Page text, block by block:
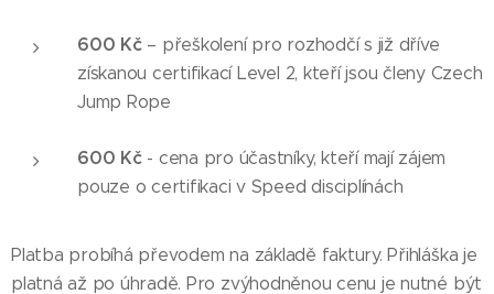
600 Kč– přeškolení pro rozhodčí s již dříve
získanou certifikací Level 2, kteří jsou členy Czech
Jump Rope
600 Kč- cena pro účastníky, kteří mají zájem
pouze o certifikaci v Speed disciplínách
Platba probíhá převodem na základě faktury. Přihláška je
platná až po úhradě. Pro zvýhodněnou cenu je nutné být